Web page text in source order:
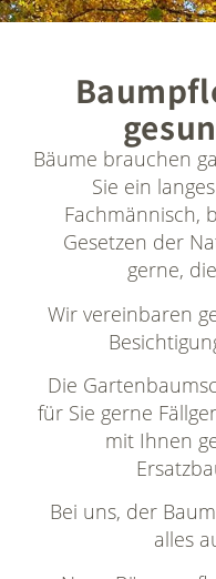
Bäume brauchen
Sie ein
Fachmännisch,
Gesetzen der
gerne,
Wir vereinbaren
Die
für Sie gerne
mit Ihnen
Bei uns, der
alles